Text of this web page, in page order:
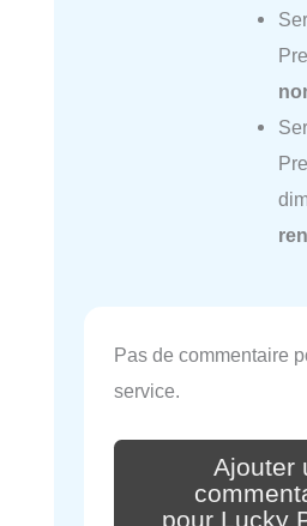
Pas de commentaire
service.
Ajouter
pour Lucky